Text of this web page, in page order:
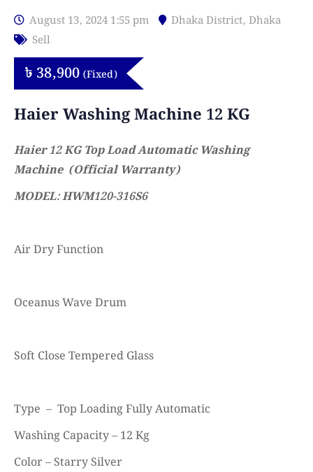
August 13, 2024 1:55 pm Dhaka District, Dhaka
Sell
৳ 38,900 (Fixed)
Haier Washing Machine 12 KG
Haier 12 KG Top Load Automatic Washing
Machine (Official Warranty)
MODEL: HWM120-316S6
Air Dry Function
Oceanus Wave Drum
Soft Close Tempered Glass
Type – Top Loading Fully Automatic
Washing Capacity – 12 Kg
Color – Starry Silver